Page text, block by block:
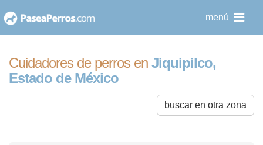
al
menú
Cuidadores de perros en Jiquipilco,
Estado de México
buscar en otra zona